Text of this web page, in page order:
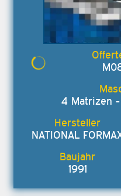
4 Matrizen
NATIONAL
1991